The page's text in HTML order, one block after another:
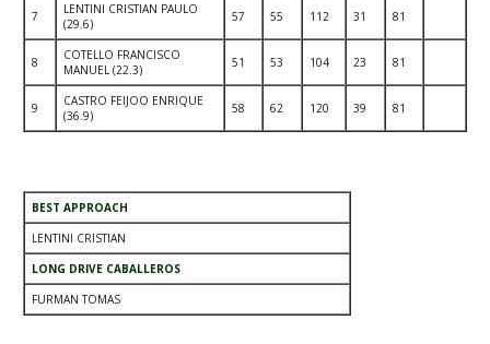
7
LENTINI CRISTIAN PAULO
(29.6)
57 55 112 31 81
8
COTELLO FRANCISCO
MANUEL (22.3)
51 53 104 23 81
9
CASTRO FEIJOO ENRIQUE
(36.9)
58 62 120 39 81
BEST APPROACH
LENTINI CRISTIAN
LONG DRIVE CABALLEROS
FURMAN TOMAS